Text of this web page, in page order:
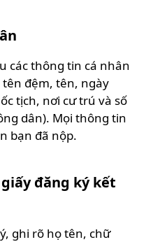
các thông tin cá nhân
đệm, tên, ngày
tịch, nơi cư trú và số
dân). Mọi thông tin
bạn đã nộp.
đăng ký kết
ghi rõ họ tên, chữ